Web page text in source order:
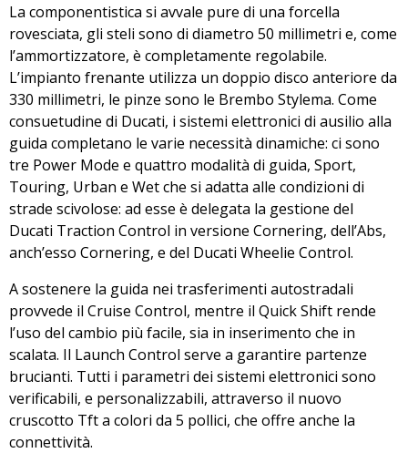
La componentistica si avvale pure di una forcella
rovesciata, gli steli sono di diametro 50 millimetri e, come
l’ammortizzatore, è completamente regolabile.
L’impianto frenante utilizza un doppio disco anteriore da
330 millimetri, le pinze sono le Brembo Stylema. Come
consuetudine di Ducati, i sistemi elettronici di ausilio alla
guida completano le varie necessità dinamiche: ci sono
tre Power Mode e quattro modalità di guida, Sport,
Touring, Urban e Wet che si adatta alle condizioni di
strade scivolose: ad esse è delegata la gestione del
Ducati Traction Control in versione Cornering, dell’Abs,
anch’esso Cornering, e del Ducati Wheelie Control.
A sostenere la guida nei trasferimenti autostradali
provvede il Cruise Control, mentre il Quick Shift rende
l’uso del cambio più facile, sia in inserimento che in
scalata. Il Launch Control serve a garantire partenze
brucianti. Tutti i parametri dei sistemi elettronici sono
verificabili, e personalizzabili, attraverso il nuovo
cruscotto Tft a colori da 5 pollici, che offre anche la
connettività.